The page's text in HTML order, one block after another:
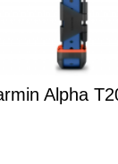
Alpha